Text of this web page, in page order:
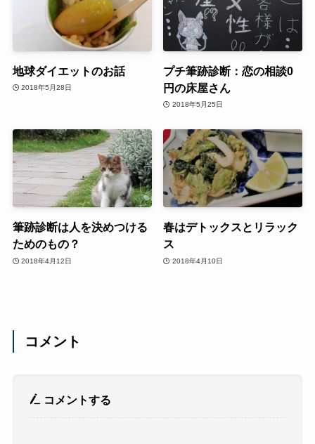
地球ダイエットのお話
2018年5月28日
プチ筆跡診断：恋の相談0
円の床屋さん
2018年5月25日
筆跡診断は人を決めつける
ためのもの？
2018年4月12日
春はデトックスとリラック
ス
2018年4月10日
コメント
コメントする